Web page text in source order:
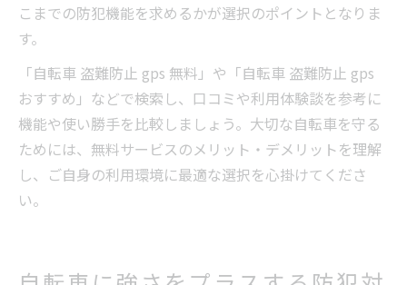
こまでの防犯機能を求めるかが選択のポイントとなりま
す。
「自転車 盗難防止 gps 無料」や「自転車 盗難防止 gps
おすすめ」などで検索し、口コミや利用体験談を参考に
機能や使い勝手を比較しましょう。大切な自転車を守る
ためには、無料サービスのメリット・デメリットを理解
し、ご自身の利用環境に最適な選択を心掛けてくださ
い。